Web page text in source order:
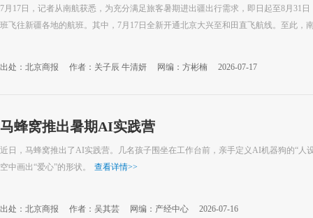
7月17日，记者从南航获悉，为充分满足旅客暑期进出疆出行需求，即日起至8月31
班飞往新疆各地的航班。其中，7月17日全新开通北京大兴至和田直飞航线。至此，
出处：北京商报 作者：关子辰 牛清妍 网编：方彬楠 2026-07-17
马蜂窝推出暑期AI实践营
近日，马蜂窝推出了AI实践营。几名孩子围坐在工作台前，亲手定义AI机器狗的“人
空中画出“爱心”的形状。
查看详情>>
出处：北京商报 作者：吴其芸 网编：产经中心 2026-07-16